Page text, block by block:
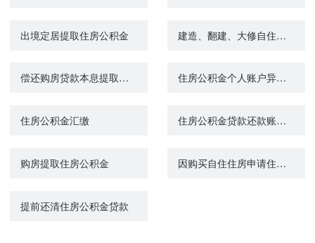
出境定居提取住房公积金 建造、翻建、大修自住住房提取住房公积金
偿还购房贷款本息提取住房公积金 住房公积金个人账户异地转移
住房公积金汇缴 住房公积金贷款还款账户变更
购房提取住房公积金 因购买自住住房申请住房公积金贷款
提前还清住房公积金贷款